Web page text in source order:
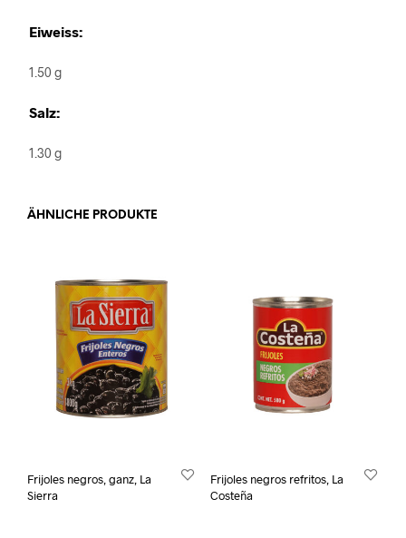
Eiweiss:
1.50 g
Salz:
1.30 g
ÄHNLICHE PRODUKTE
Frijoles negros, ganz, La
Sierra
Frijoles negros refritos, La
Costeña